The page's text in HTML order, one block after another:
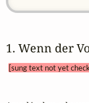
1. Wenn der
[sung text not yet